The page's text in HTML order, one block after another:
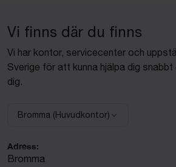
Vi finns där du finns
Vi har kontor, servicecenter och
Sverige för att kunna hjälpa dig snabbt
dig.
Välj anläggning:
Bromma (Huvudkontor)
Adress:
Bromma